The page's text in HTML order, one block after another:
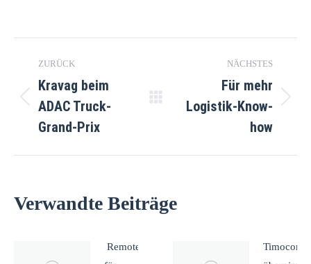
Kommentarnavigation
ZURÜCK
Vorheriger
Beitrag:
Kravag beim
ADAC Truck-
Grand-Prix
NÄCHSTES
Nächster
Für mehr
Logistik-Know-
how
Verwandte Beiträge
Remote App
Timocom